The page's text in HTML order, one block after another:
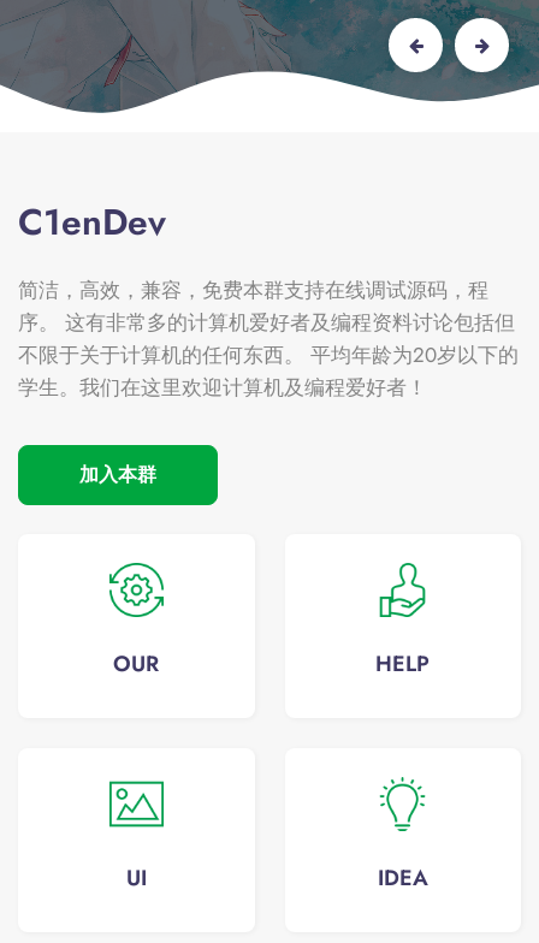
C1enDev
简洁，高效，兼容，免费本群支持在线调试源码，程
序。 这有非常多的计算机爱好者及编程资料讨论包括但
不限于关于计算机的任何东西。 平均年龄为20岁以下的
学生。我们在这里欢迎计算机及编程爱好者！
加入本群
OUR HELP
UI IDEA